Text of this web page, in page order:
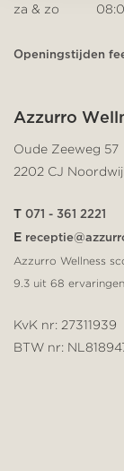
za & zo
Openingstijden
Azzurro
Oude Zeeweg 57
2202 CJ
T 071 - 361 2221
E
Azzurro Wellness
9.3 uit 68 ervaringen
KvK nr: 27311939
BTW nr: